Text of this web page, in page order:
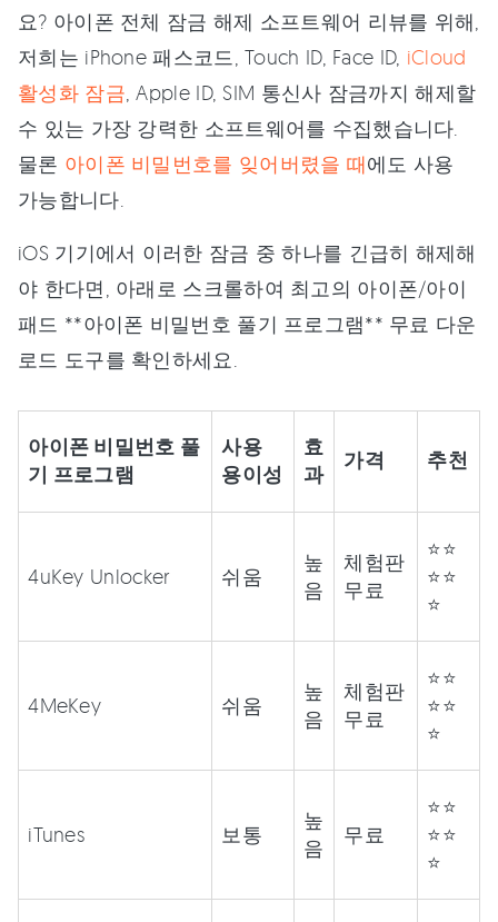
요? 아이폰 전체 잠금 해제 소프트웨어 리뷰를 위해,
저희는 iPhone 패스코드, Touch ID, Face ID, iCloud
활성화 잠금 , Apple ID, SIM 통신사 잠금까지 해제할
수 있는 가장 강력한 소프트웨어를 수집했습니다.
물론 아이폰 비밀번호를 잊어버렸을 때에도 사용
가능합니다.
iOS 기기에서 이러한 잠금 중 하나를 긴급히 해제해
야 한다면, 아래로 스크롤하여 최고의 아이폰/아이
패드 **아이폰 비밀번호 풀기 프로그램** 무료 다운
로드 도구를 확인하세요.
아이폰 비밀번호 풀
기 프로그램
사용
용이성
효
과
가격 추천
4uKey Unlocker 쉬움
높
음
체험판
무료
⭐⭐
⭐⭐
⭐
4MeKey 쉬움
높
음
체험판
무료
⭐⭐
⭐⭐
⭐
iTunes 보통
높
음
무료
⭐⭐
⭐⭐
⭐